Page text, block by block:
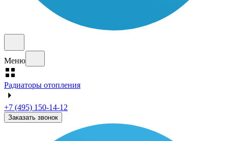
Меню
Радиаторы отопления
+7 (495) 150-14-12
Заказать звонок